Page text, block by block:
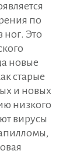
по
Это
новые
старые
и новых
низкого
вирусы